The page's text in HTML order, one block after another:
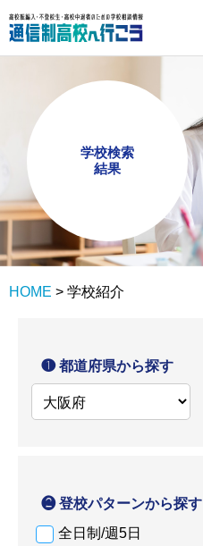
学校検索
結果
HOME > 学校紹介
❶ 都道府県から探す
❷ 登校パターンから探す
全日制/週5日